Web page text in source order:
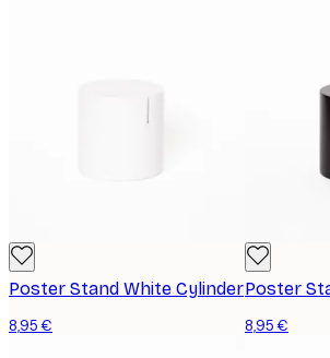
Poster Stand White Cylinder
8,95 €
Poster
8,95 €